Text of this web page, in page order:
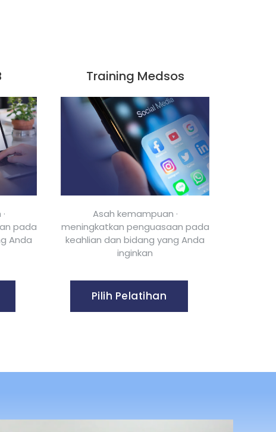
pada
Anda
Training Medsos
Asah kemampuan ·
meningkatkan penguasaan pada
keahlian dan bidang yang Anda
inginkan
Pilih Pelatihan